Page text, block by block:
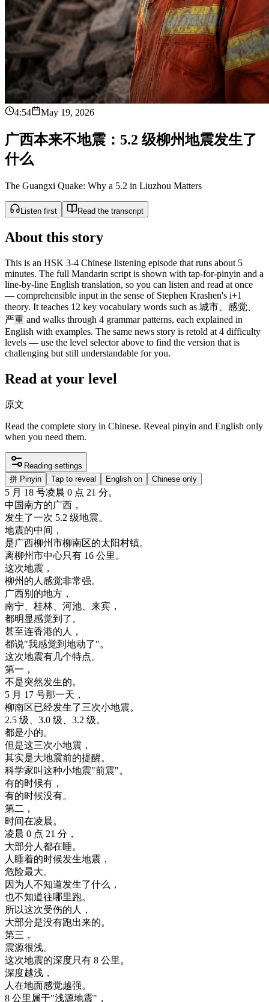
4:54 May 19, 2026
广西本来不地震 ： 5.2 级柳州地震发生了
什么
The Guangxi Quake: Why a 5.2 in Liuzhou Matters
Listen first Read the transcript
About this story
This is an HSK 3-4 Chinese listening episode that runs about 5
minutes. The full Mandarin script is shown with tap-for-pinyin and a
line-by-line English translation, so you can listen and read at once
— comprehensible input in the sense of Stephen Krashen's i+1
theory. It teaches 12 key vocabulary words such as 城市、感觉、
严重 and walks through 4 grammar patterns, each explained in
English with examples. The same news story is retold at 4 difficulty
levels — use the level selector above to find the version that is
challenging but still understandable for you.
Read at your level
原文
Read the complete story in Chinese. Reveal pinyin and English only
when you need them.
Reading settings
拼 Pinyin Tap to reveal English on Chinese only
5 月 18 号凌晨 0 点 21 分。
中国南方的广西 ，
发生了一次 5.2 级地震。
地震的中间 ，
是广西柳州市柳南区的太阳村镇。
离柳州市中心只有 16 公里。
这次地震 ，
柳州 的人感觉非常强。
广西别的地方 ，
南宁、 桂林、 河池、 来宾 ，
都明显感觉到了。
甚至连香港的人 ，
都说"我感觉到 地动了"。
这次地震有几个特点。
第一 ，
不是突然发生的。
5 月 17 号那一天 ，
柳南区已经发生了三次小地震。
2.5 级、 3.0 级、 3.2 级。
都是小的。
但是这三次小地震 ，
其实是大地震前的提醒。
科学家叫这种小地震"前震"。
有的时候有 ，
有的时候没有。
第二 ，
时间在凌晨。
凌晨 0 点 21 分 ，
大部分人都在睡。
人睡着的时候发生地震 ，
危险最大。
因为人不知道发生了什么 ，
也不知道往哪里跑。
所以这次受伤的人 ，
大部分是没有跑出来的。
第三 ，
震源很浅。
这次地震的深度只有 8 公里。
深度越浅 ，
人在地面感觉越强。
8 公里 属于"浅源地震" ，